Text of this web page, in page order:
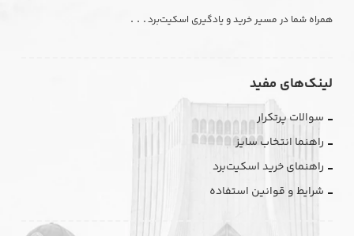
همراه شما در مسیر خرید و یادگیری اسکیت‌برد. . .
لینک‌های مفید
سوالات پرتکرار
راهنما انتخاب سایز
راهنمای خرید اسکیت‌برد
شرایط و قوانین استفاده